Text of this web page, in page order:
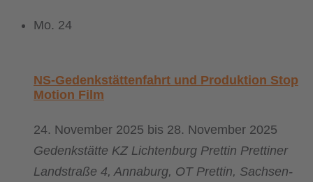
Mo. 24
NS-Gedenkstättenfahrt und Produktion Stop
Motion Film
24. November 2025 bis 28. November 2025
Gedenkstätte KZ Lichtenburg Prettin Prettiner
Landstraße 4, Annaburg, OT Prettin, Sachsen-